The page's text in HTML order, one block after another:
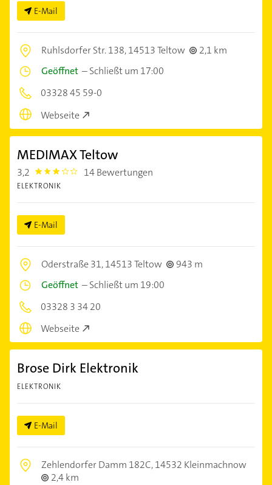
E-Mail
Ruhlsdorfer Str. 138,14513 Teltow
2,1 km
Geöffnet –Schließt um 17:00
03328 45 59-0
Webseite
MEDIMAX Teltow
3,2 3.2 14 Bewertungen
ELEKTRONIK
E-Mail
Oderstraße 31,14513 Teltow
943 m
Geöffnet –Schließt um 19:00
03328 3 34 20
Webseite
Brose Dirk Elektronik
ELEKTRONIK
E-Mail
Zehlendorfer Damm 182C,14532 Kleinmachnow
2,4 km